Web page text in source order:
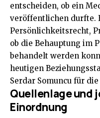
entscheiden, ob ein
veröffentlichen durfte.
Persönlichkeitsrecht,
ob die Behauptung im
behandelt werden
heutigen
Serdar Somuncu für
Quellenlage und
Einordnung